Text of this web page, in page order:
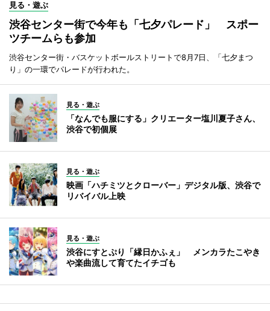
見る・遊ぶ
渋谷センター街で今年も「七夕パレード」 スポー
ツチームらも参加
渋谷センター街・バスケットボールストリートで8月7日、「七夕まつ
り」の一環でパレードが行われた。
見る・遊ぶ
「なんでも服にする」クリエーター塩川夏子さん、
渋谷で初個展
見る・遊ぶ
映画「ハチミツとクローバー」デジタル版、渋谷で
リバイバル上映
見る・遊ぶ
渋谷にすとぷり「縁日かふぇ」 メンカラたこやき
や楽曲流して育てたイチゴも